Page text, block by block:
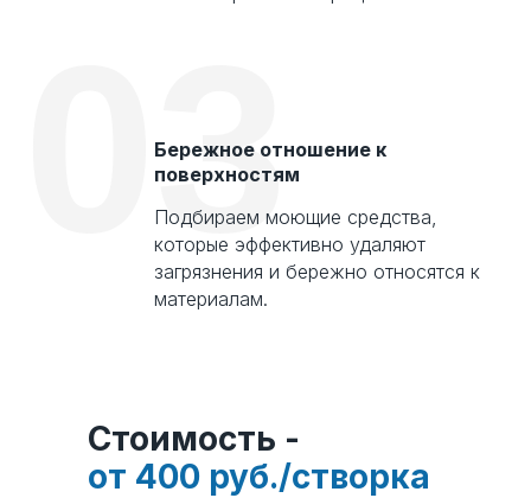
Бережное отношение к
поверхностям
Подбираем моющие средства,
которые эффективно удаляют
загрязнения и бережно относятся к
материалам.
03
Стоимость -
Стоимость -
от 400 руб./створка